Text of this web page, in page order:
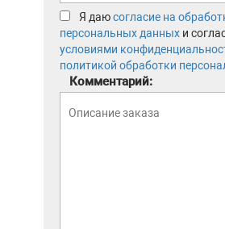
Я даюсогласие на
персональных данных и
условиями
политикой обработки
Комментарий: